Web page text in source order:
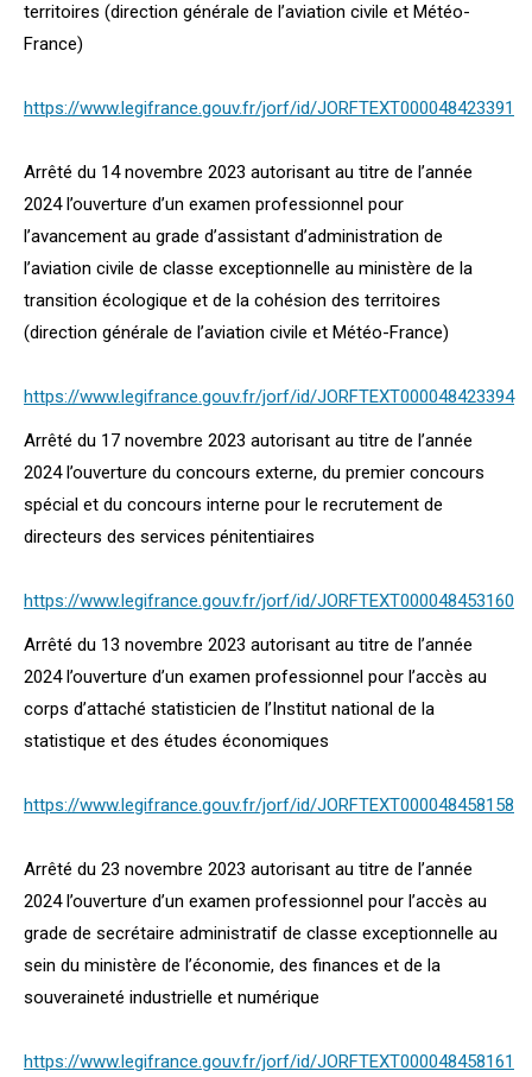
territoires (direction générale de l’aviation civile et Météo-
France)
https://www.legifrance.gouv.fr/jorf/id/JORFTEXT000048423391
Arrêté du 14 novembre 2023 autorisant au titre de l’année
2024 l’ouverture d’un examen professionnel pour
l’avancement au grade d’assistant d’administration de
l’aviation civile de classe exceptionnelle au ministère de la
transition écologique et de la cohésion des territoires
(direction générale de l’aviation civile et Météo-France)
https://www.legifrance.gouv.fr/jorf/id/JORFTEXT000048423394
Arrêté du 17 novembre 2023 autorisant au titre de l’année
2024 l’ouverture du concours externe, du premier concours
spécial et du concours interne pour le recrutement de
directeurs des services pénitentiaires
https://www.legifrance.gouv.fr/jorf/id/JORFTEXT000048453160
Arrêté du 13 novembre 2023 autorisant au titre de l’année
2024 l’ouverture d’un examen professionnel pour l’accès au
corps d’attaché statisticien de l’Institut national de la
statistique et des études économiques
https://www.legifrance.gouv.fr/jorf/id/JORFTEXT000048458158
Arrêté du 23 novembre 2023 autorisant au titre de l’année
2024 l’ouverture d’un examen professionnel pour l’accès au
grade de secrétaire administratif de classe exceptionnelle au
sein du ministère de l’économie, des finances et de la
souveraineté industrielle et numérique
https://www.legifrance.gouv.fr/jorf/id/JORFTEXT000048458161